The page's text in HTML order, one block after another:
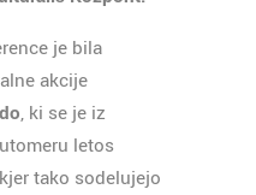
je bila
akcije
, ki se je iz
letos
tako sodelujejo